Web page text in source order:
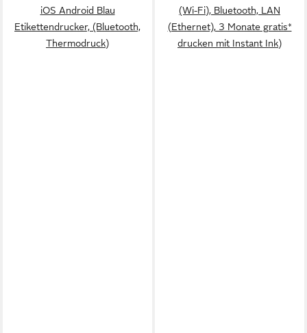
iOS Android Blau
Etikettendrucker, (Bluetooth,
Thermodruck)
(Wi-Fi), Bluetooth, LAN
(Ethernet), 3 Monate gratis*
drucken mit Instant Ink)